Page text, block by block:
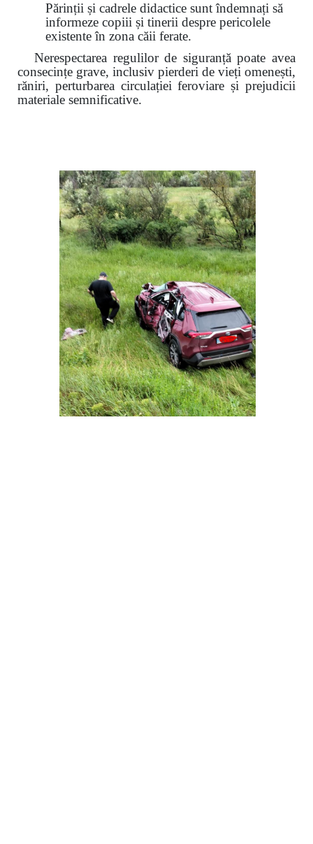
Părinții și cadrele didactice sunt îndemnați să
informeze copiii și tinerii despre pericolele
existente în zona căii ferate.
Nerespectarea regulilor de siguranță poate avea
consecințe grave, inclusiv pierderi de vieți omenești,
răniri, perturbarea circulației feroviare și prejudicii
materiale semnificative.